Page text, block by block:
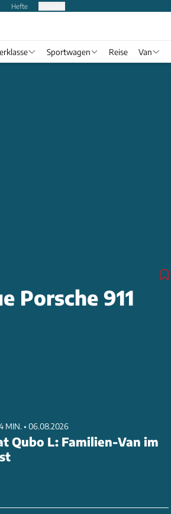
Hefte
Sportwagen Reise Van
Porsche 911
MIN. • 06.08.2026
Qubo L: Familien-Van im